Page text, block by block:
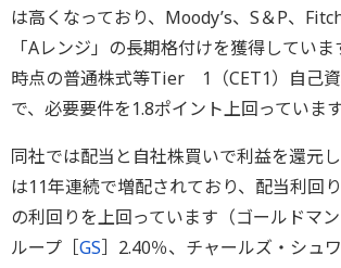
は高くなっており、Moody’s、S＆P、
「Aレンジ」の長期格付けを獲得してい
時点の普通株式等Tier 1（CET1）自己
で、必要要件を1.8ポイント上回っています
同社では配当と自社株買いで利益を還元
は11年連続で増配されており、配当利回
の利回りを上回っています（ゴールドマ
ループ［GS］2.40％、チャールズ・シュ